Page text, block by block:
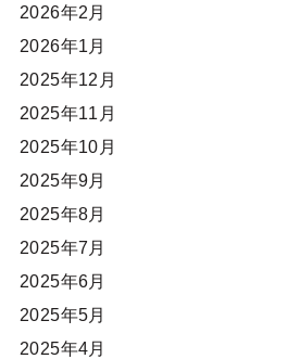
2026年2月
2026年1月
2025年12月
2025年11月
2025年10月
2025年9月
2025年8月
2025年7月
2025年6月
2025年5月
2025年4月